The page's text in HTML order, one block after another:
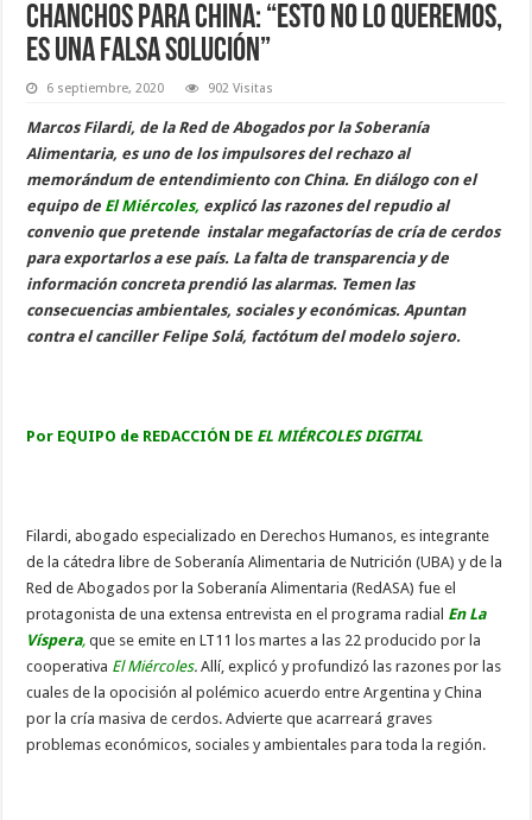
Chanchos para China: “Esto no lo queremos,
es una falsa solución”
6 septiembre, 2020 902 Visitas
Marcos Filardi, de la Red de Abogados por la Soberanía
Alimentaria, es uno de los impulsores del rechazo al
memorándum de entendimiento con China. En diálogo con el
equipo de El Miércoles, explicó las razones del repudio al
convenio que pretende instalar megafactorías de cría de cerdos
para exportarlos a ese país. La falta de transparencia y de
información concreta prendió las alarmas. Temen las
consecuencias ambientales, sociales y económicas. Apuntan
contra el canciller Felipe Solá, factótum del modelo sojero.
Por EQUIPO de REDACCIÓN DE EL MIÉRCOLES DIGITAL
Filardi, abogado especializado en Derechos Humanos, es integrante
de la cátedra libre de Soberanía Alimentaria de Nutrición (UBA) y de la
Red de Abogados por la Soberanía Alimentaria (RedASA) fue el
protagonista de una extensa entrevista en el programa radial En La
Víspera, que se emite en LT11 los martes a las 22 producido por la
cooperativa El Miércoles. Allí, explicó y profundizó las razones por las
cuales de la opocisión al polémico acuerdo entre Argentina y China
por la cría masiva de cerdos. Advierte que acarreará graves
problemas económicos, sociales y ambientales para toda la región.